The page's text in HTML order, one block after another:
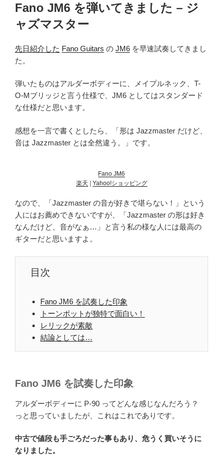
日:
Fano JM6 を弾いてきました – ジ
ャズマスター
先日紹介した Fano Guitars の JM6 を早速試奏してきまし
た。
弾いたものはアルダーボディーに、メイプルネック、T-
O-Mブリッジと言う仕様で、JM6 としてはスタンダード
な仕様だと思います。
感想を一言で書くとしたら、「形は Jazzmaster だけど、
音は Jazzmaster とは全然違う。」です。
Fano JM6
楽天
Yahoo!ショッピング
なので、「Jazzmaster の音が好きで堪らない！」という
人にはお薦めできないですが、「Jazzmaster の形は好き
なんだけど、音がなぁ…」と言う私の様な人には最高の
ギターだと思いますよ。
目次
Fano JM6 を試奏した印象
トーンポットが独特で面白い！
レリックが素敵
結論としては…
Fano JM6 を試奏した印象
アルダーボディーに P-90 ってどんな感じなんだろう？
っと思っていましたが、これはこれでありです。
中古で値段も手ごろだった事もあり、危うく買いそうに
なりました。